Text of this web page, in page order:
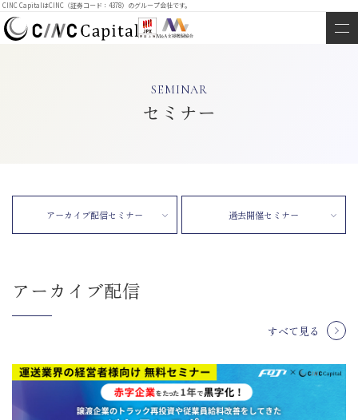
CINC CapitalはCINC（証券コード：4378）のグループ会社です。
SEMINAR
セミナー
アーカイブ配信セミナー 過去開催セミナー
アーカイブ配信
すべて見る